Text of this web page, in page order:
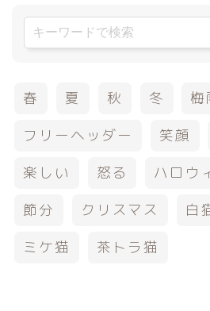
春 夏 秋 冬
梅
フリーヘッダー
笑顔
楽しい
怒る ハロウ
節分
クリスマス 白
ミケ猫
茶トラ猫